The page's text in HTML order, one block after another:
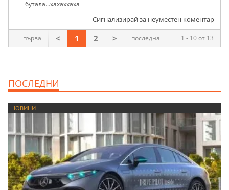
бутала...хахаххаха
Сигнализирай за неуместен коментар
1 - 10 от 13
първа < 1 2 > последна
ПОСЛЕДНИ
НОВИНИ